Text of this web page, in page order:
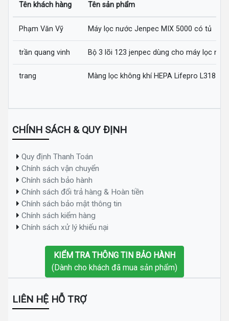
Tên khách hàng Tên sản phẩm
Phạm Văn Vỹ Máy lọc nước Jenpec MIX 5000 có tủ
trần quang vinh Bộ 3 lõi 123 jenpec dùng cho máy lọc
trang Màng lọc không khí HEPA Lifepro L318-AZ
CHÍNH SÁCH & QUY ĐỊNH
Quy định Thanh Toán
Chính sách vận chuyển
Chính sách bảo hành
Chính sách đổi trả hàng & Hoàn tiền
Chính sách bảo mật thông tin
Chính sách kiểm hàng
Chính sách xử lý khiếu nại
KIỂM TRA THÔNG TIN BẢO HÀNH
(Dành cho khách đã mua sản phẩm)
LIÊN HỆ HỖ TRỢ